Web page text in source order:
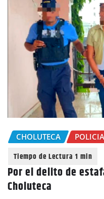
CHOLUTECA
Por el delito de
Choluteca